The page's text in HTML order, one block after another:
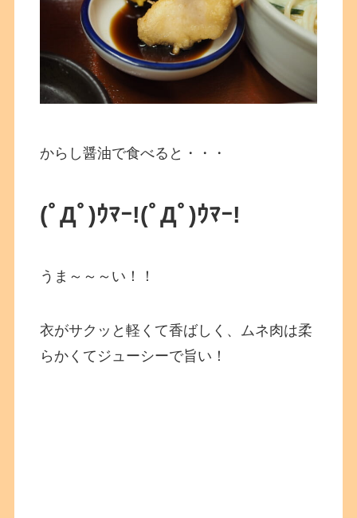
からし醤油で食べると・・・
(ﾟДﾟ)ｳﾏｰ!(ﾟДﾟ)ｳﾏｰ!
うま～～～い！！
衣がサクッと軽くて香ばしく、ムネ肉は柔
らかくてジューシーで旨い！